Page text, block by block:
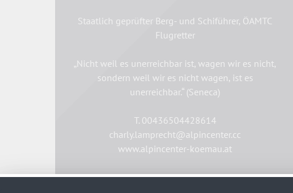
Staatlich geprüfter Berg- und Schiführer, ÖAMTC
Flugretter
„Nicht weil es unerreichbar ist, wagen wir es nicht,
sondern weil wir es nicht wagen, ist es
unerreichbar.“ (Seneca)
T. 00436504428614
charly.lamprecht@alpincenter.cc
www.alpincenter-koemau.at